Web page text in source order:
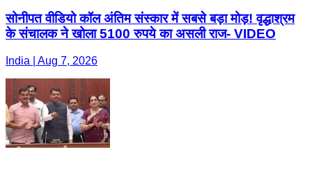
सोनीपत वीडियो कॉल अंतिम संस्कार में सबसे बड़ा मोड़! वृद्धाश्रम
के संचालक ने खोला 5100 रुपये का असली राज- VIDEO
India | Aug 7, 2026